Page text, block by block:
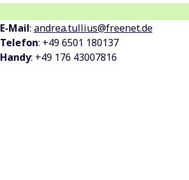
E-Mail: andrea.tullius@freenet.de
Telefon: +49 6501 180137
Handy: +49 176 43007816